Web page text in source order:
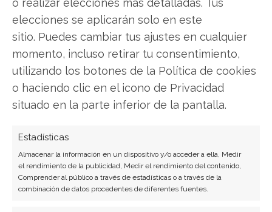
elecciones se aplicarán solo en este
sitio. Puedes cambiar tus ajustes en cualquier
momento, incluso retirar tu consentimiento,
utilizando los botones de la Política de cookies
o haciendo clic en el icono de Privacidad
situado en la parte inferior de la pantalla.
Estadísticas
Almacenar la información en un dispositivo y/o acceder a ella, Medir
el rendimiento de la publicidad, Medir el rendimiento del contenido,
Comprender al público a través de estadísticas o a través de la
combinación de datos procedentes de diferentes fuentes.
Javier Martínez González
tecnológico. Analiza las últimas tendencias en
la nube.
Ver todos los artículos →